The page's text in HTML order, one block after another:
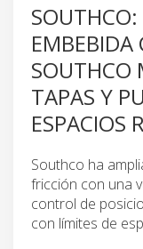
EMBEBIDA
SOUTHCO
TAPAS Y
ESPACIOS
Southco ha
fricción con una
control de
con límites de